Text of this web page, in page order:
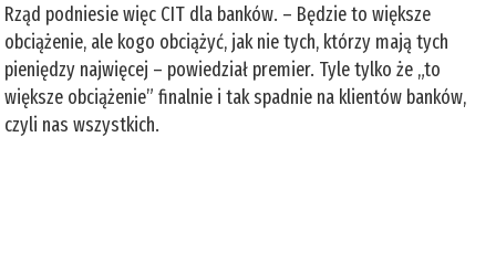
Rząd podniesie więc CIT dla banków. – Będzie to większe
obciążenie, ale kogo obciążyć, jak nie tych, którzy mają tych
pieniędzy najwięcej – powiedział premier. Tyle tylko że „to
większe obciążenie” finalnie i tak spadnie na klientów banków,
czyli nas wszystkich.